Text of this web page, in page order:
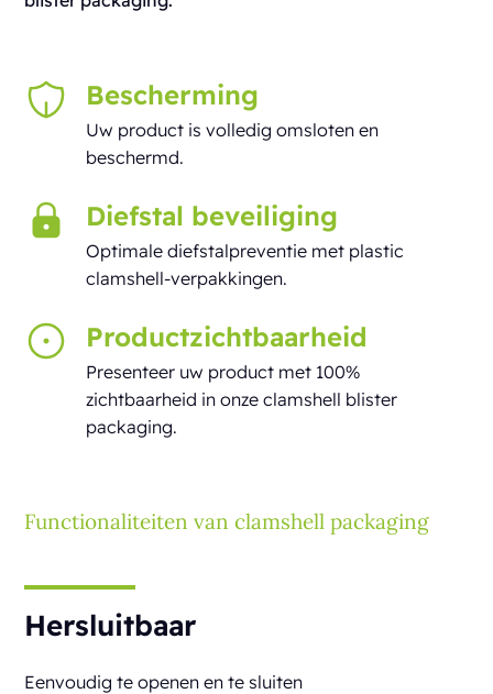
Bescherming
Uw product is volledig omsloten en
beschermd.
Diefstal beveiliging
Optimale diefstalpreventie met plastic
clamshell-verpakkingen.
Productzichtbaarheid
Presenteer uw product met 100%
zichtbaarheid in onze clamshell blister
packaging.
Functionaliteiten van clamshell packaging
Hersluitbaar
Eenvoudig te openen en te sluiten